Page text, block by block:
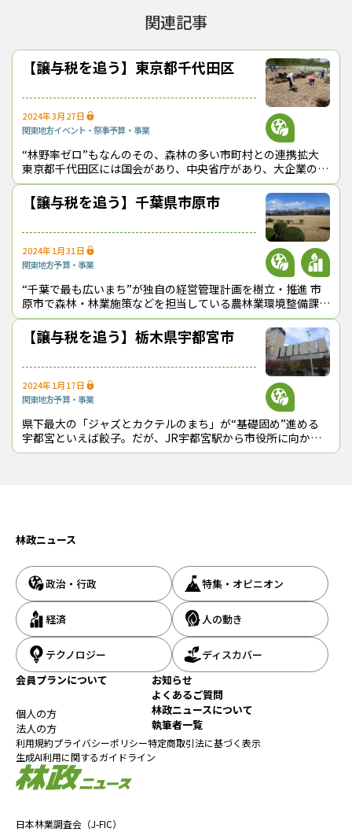
その賑わいを取り戻そうと、森林環境譲与税を使った「谷村城下
る。市内で採れた孟宗竹を原料にした「塗炭」で着色した「黒
塀」で江戸情緒を感じさせる街並みを再現しようというものだ。
同事業には、20年度に約470万円、21（令和３）年度と22（令和
４）年度はそれぞれ約280万円の譲与税を充て、市役所の周辺から
「黒塀」の設置を進めている。富士急行大月線の線路沿いにも
「黒塀」エリアを広げており、電車の乗客にとっても印象的な景観
ができつつある。
線路脇にも「黒塀」を広げている
たレポートでは、「消滅可能性自治体」にランクされた。この流
れを反転させるべく、譲与税を活用しながら「富士の麓の小さな
城下町」として魅力度を高めていくことにしている。
「森の学校」など継続、「活用の方向性」を示し課題解決
に挑む
都留市の森林面積は１万3,633haで、総面積の約84％を占めてい
る。人工林のうち９齢級以上の伐採適期林分が約80％に達してい
るが、材価の低迷などでなかなか手入れが進まない。林業就業者
数も約50名（20年度国勢調査）にとどまっている。
決して林業が盛んとは言えない同市に、毎年度約2,400万円の譲与
税が交付されている。20年度までは基金への積み立てが多かった
が、22年度からは森林所有者の意向調査や木材利用・普及啓発事
業などへの支出を増やしており、前述の「谷村城下町テイスト黒塀
塗炭事業」と相まって譲与税をフル活用する段階に入ってきてい
る。
関連記事
【譲与税を追う】東京都千代田区
2024年3月27日
関東地方イベント・祭事予算・事業
“林野率ゼロ”もなんのその、森林の多い市町村との連携拡大
東京都千代田区には国会があり、中央省庁があり、大企業の本
社などが集まる。日本国家の１丁目１番地といえる特別区だ。
人口は６万6,680人
【譲与税を追う】千葉県市原市
2024年1月31日
関東地方予算・事業
“千葉で最も広いまち”が独自の経営管理計画を樹立・推進 市
原市で森林・林業施策などを担当している農林業環境整備課
は、同市安須980番地の農業センター内に事務所を置いてい
る。最寄り駅は、小湊鉄道
【譲与税を追う】栃木県宇都宮市
2024年1月17日
関東地方予算・事業
県下最大の「ジャズとカクテルのまち」が“基礎固め”進める
宇都宮といえば餃子。だが、JR宇都宮駅から市役所に向かう
市内循環バスに乗ると、「ジャズとカクテルのまち」というア
日本林業調査会（J-FIC）
林政ニュース
政治・行政 特集・オピニオン
経済 人の動き
テクノロジー
ディスカバー
会員プランについて
個人の方
法人の方
お知らせ
よくあるご質問
林政ニュースについて
執筆者一覧
利用規約プライバシーポリシー特定商取引法に基づく表示
生成AI利用に関するガイドライン